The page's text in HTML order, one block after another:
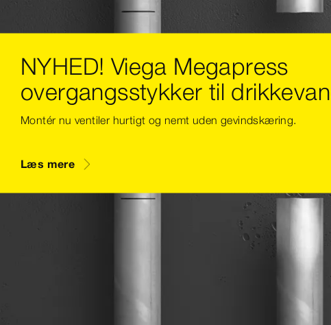
NYHED! Viega Megapress
overgangsstykker til
Montér nu ventiler hurtigt og nemt uden gevindskæring.
Læs mere